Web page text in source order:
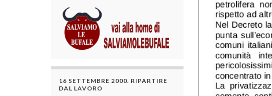
16 SETTEMBRE 2000. RIPARTIRE
DAL LAVORO